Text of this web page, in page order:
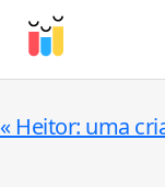
« Heitor: uma